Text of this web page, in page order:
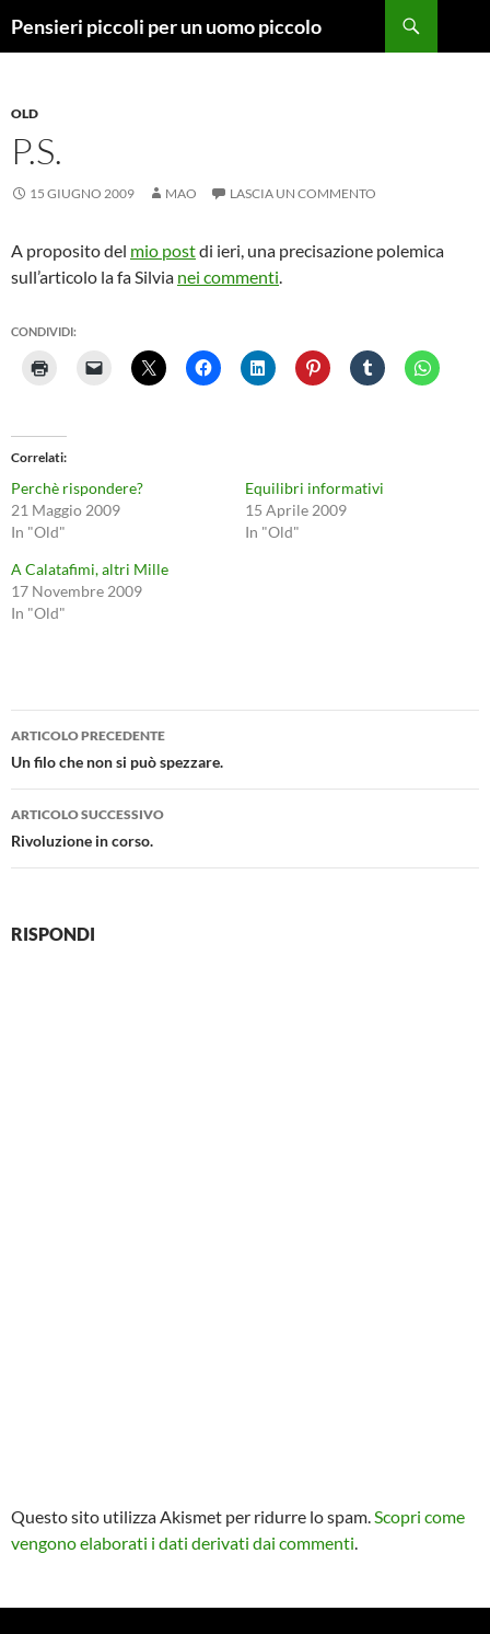
Pensieri piccoli per un uomo piccolo
OLD
P.S.
15 GIUGNO 2009 MAO LASCIA UN COMMENTO
A proposito del mio postdi ieri, una precisazione polemica
sull’articolo la fa Silvia nei commenti.
CONDIVIDI:
Correlati
Perchè rispondere?
21 Maggio 2009
In "Old"
Equilibri informativi
15 Aprile 2009
In "Old"
A Calatafimi, altri Mille
17 Novembre 2009
In "Old"
Navigazione
articolo
ARTICOLO PRECEDENTE
Un filo che non si può spezzare.
ARTICOLO SUCCESSIVO
Rivoluzione in corso.
RISPONDI
Questo sito utilizza Akismet per ridurre lo spam.Scopri come
vengono elaborati i dati derivati dai commenti.